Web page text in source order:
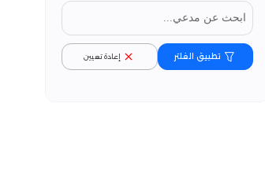
رزق عبد الكريم (1)
زينة الماجري (6)
إعادة تعيين